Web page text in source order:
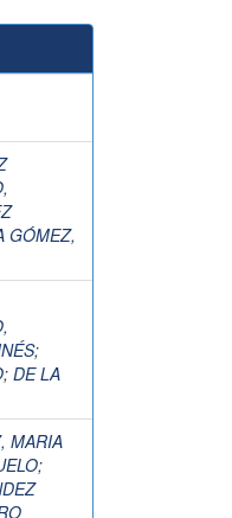
GÓMEZ,
;
; DE LA
MARIA
;